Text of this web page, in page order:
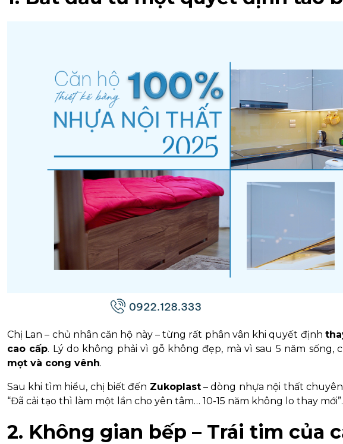
Chị Lan – chủ nhân căn hộ này – từng rất phân vân khi quyết định
cao cấp. Lý do không phải vì gỗ không đẹp, mà vì sau 5 năm sống,
mọt và cong vênh.
Sau khi tìm hiểu, chị biết đến Zukoplast– dòng nhựa nội thất
“Đã cải tạo thì làm một lần cho yên tâm… 10-15 năm không lo thay mới”.
2. Không gian bếp – Trái tim của